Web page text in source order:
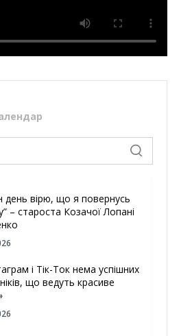
день вірю, що я повернусь
– староста Козачої Лопані
і Тік-Ток нема успішних
що ведуть красиве